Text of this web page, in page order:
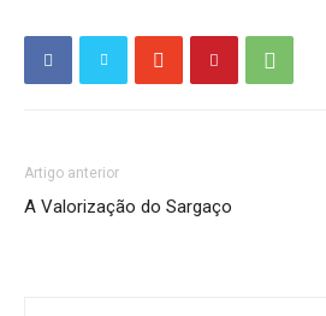
Artigo anterior
A Valorização do Sargaço